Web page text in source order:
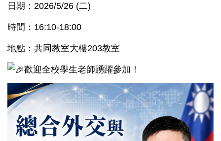
日期：2026/5/26 (二)
時間：16:10-18:00
地點：共同教室大樓203教室
歡迎全校學生老師踴躍參加！